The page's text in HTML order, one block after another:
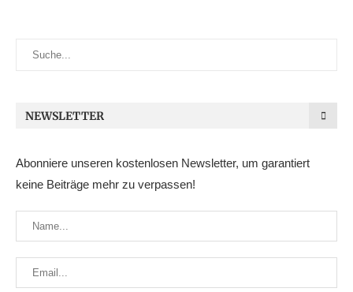
NEWSLETTER
Abonniere unseren kostenlosen Newsletter, um garantiert
keine Beiträge mehr zu verpassen!